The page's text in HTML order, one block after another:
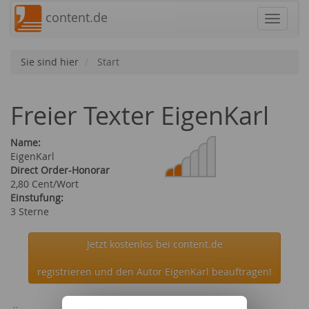
content.de
Sie sind hier Start
Freier Texter EigenKarl
Name:
EigenKarl
Direct Order-Honorar
2,80 Cent/Wort
Einstufung:
3 Sterne
Jetzt kostenlos bei content.de
registrieren und den Autor EigenKarl beauftragen!